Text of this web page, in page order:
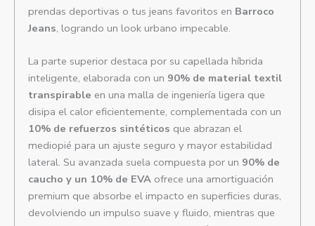
prendas deportivas o tus jeans favoritos en Barroco
Jeans, logrando un look urbano impecable.
La parte superior destaca por su capellada híbrida
inteligente, elaborada con un 90% de material textil
transpirable en una malla de ingeniería ligera que
disipa el calor eficientemente, complementada con un
10% de refuerzos sintéticos que abrazan el
mediopié para un ajuste seguro y mayor estabilidad
lateral. Su avanzada suela compuesta por un 90% de
caucho y un 10% de EVAofrece una amortiguación
premium que absorbe el impacto en superficies duras,
devolviendo un impulso suave y fluido, mientras que